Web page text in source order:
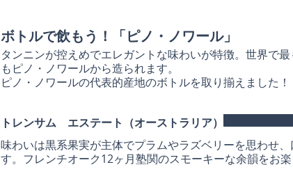
ボトルで飲もう！「ピノ・ノワール」
タンニンが控えめでエレガントな味わいが特徴。世界で
もピノ・ノワールから造られます。
ピノ・ノワールの代表的産地のボトルを取り揃えました！
トレンサム エステート（オーストラリア）
味わいは黒系果実が主体でプラムやラズベリーを思わせ
す。フレンチオーク12ヶ月塾関のスモーキーな余韻をお楽